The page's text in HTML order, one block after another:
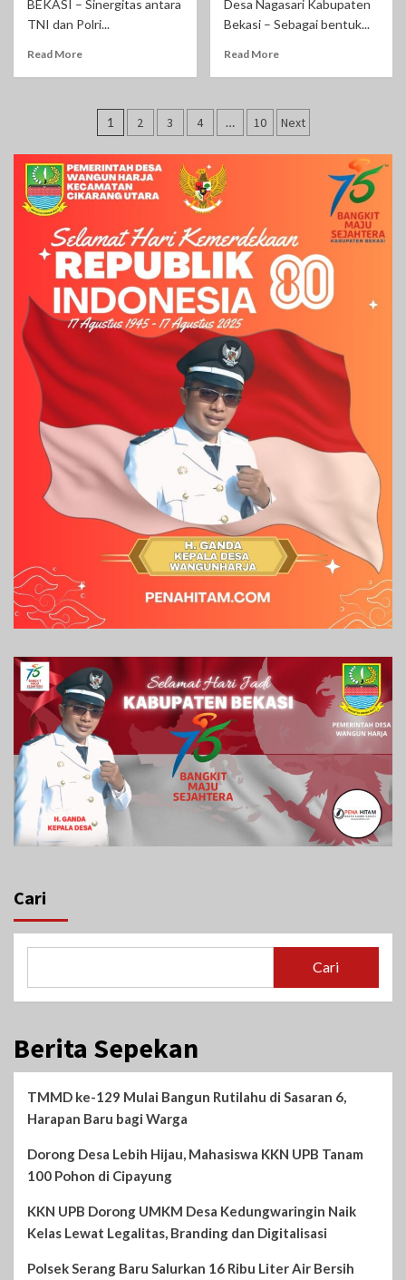
BEKASI – Sinergitas antara
TNI dan Polri...
Read More
Desa Nagasari Kabupaten
Bekasi – Sebagai bentuk...
Read More
Paginasi
pos
1 2 3 4 … 10 Next
Cari
Cari
Berita Sepekan
TMMD ke-129 Mulai Bangun Rutilahu di Sasaran 6,
Harapan Baru bagi Warga
Dorong Desa Lebih Hijau, Mahasiswa KKN UPB Tanam
100 Pohon di Cipayung
KKN UPB Dorong UMKM Desa Kedungwaringin Naik
Kelas Lewat Legalitas, Branding dan Digitalisasi
Polsek Serang Baru Salurkan 16 Ribu Liter Air Bersih